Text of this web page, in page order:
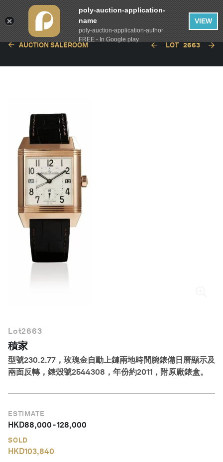
繁體中文
AUCTION SALEROOM LOT 2663
Lot2663
積家
型號230.2.77，玫瑰金自動上鏈兩地時間腕錶備日曆顯示及
兩面反轉，錶殼號2544308，年份約2011，附原廠錶盒。
ESTIMATE
HKD88,000-128,000
SOLD
HKD103,840
poly-auction-application-
name
poly-auction-application-author
FREE - In Google play
VIEW